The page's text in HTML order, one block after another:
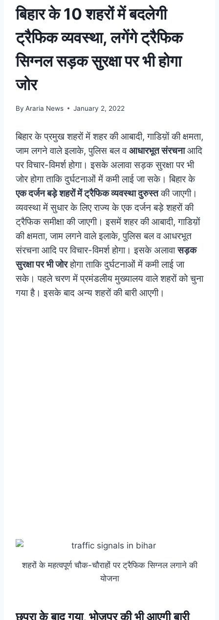
बिहार के 10 शहरों में बदलेगी
ट्रैफिक व्‍यवस्‍था, लगेंगे ट्रैफिक
सिग्‍नल सड़क सुरक्षा पर भी होगा
जोर
By Araria News January 2, 2022
बिहार के प्रमुख शहरों में शहर की आबादी, गाडिय़ों की क्षमता,
जाम लगने वाले इलाके, पुलिस बल वआधारभूत संरचनाआदि
पर विचार-विमर्श होगा। इसके अलावा सड़क सुरक्षा पर भी
जोर होगा ताकि दुर्घटनाओं में कमी लाई जा सके। बिहार के
एक दर्जन बड़े शहरों में ट्रैफिक व्यवस्था दुरुस्तकी जाएगी।
व्यवस्था में सुधार के लिए राज्य के एक दर्जन बड़े शहरों की
ट्रैफिक समीक्षा की जाएगी। इसमें शहर की आबादी, गाडिय़ों
की क्षमता, जाम लगने वाले इलाके, पुलिस बल व आधरभूत
संरचना आदि पर विचार-विमर्श होगा। इसके अलावासड़क
सुरक्षा पर भी जोरहोगा ताकि दुर्घटनाओं में कमी लाई जा
सके। पहले चरण में प्रमंडलीय मुख्यालय वाले शहरों को चुना
गया है। इसके बाद अन्य शहरों की बारी आएगी।
शहरों के महत्वपूर्ण चौक-चौराहों पर ट्रैफिक सिग्नल लगाने की
योजना
छपरा के बाद गया, भोजपुर की भी आएगी बारी